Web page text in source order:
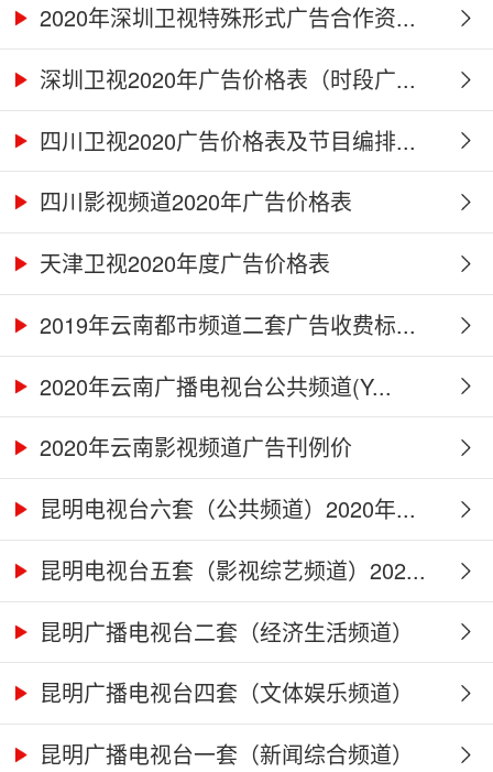
2020年深圳卫视特殊形式广告合作资...
深圳卫视2020年广告价格表（时段广...
四川卫视2020广告价格表及节目编排...
四川影视频道2020年广告价格表
天津卫视2020年度广告价格表
2019年云南都市频道二套广告收费标...
2020年云南广播电视台公共频道(Y...
2020年云南影视频道广告刊例价
昆明电视台六套（公共频道）2020年...
昆明电视台五套（影视综艺频道）202...
昆明广播电视台二套（经济生活频道）
2... 昆明广播电视台四套（文体娱乐频道）
2... 昆明广播电视台一套（新闻综合频道）